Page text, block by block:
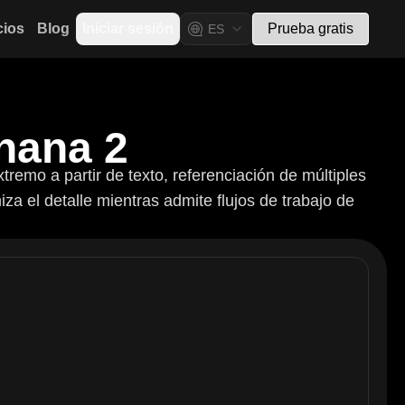
Blog ES Prueba gratis
2
a partir de texto, referenciación de múltiples
el detalle mientras admite flujos de trabajo de